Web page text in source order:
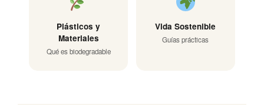
Plásticos y
Materiales
Qué es biodegradable
Vida Sostenible
Guías prácticas